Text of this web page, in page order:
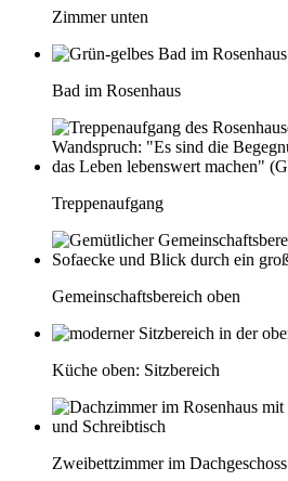
Zimmer unten
Bad im Rosenhaus
Treppenaufgang
Gemeinschaftsbereich oben
Küche oben: Sitzbereich
Zweibettzimmer im Dachgeschoss